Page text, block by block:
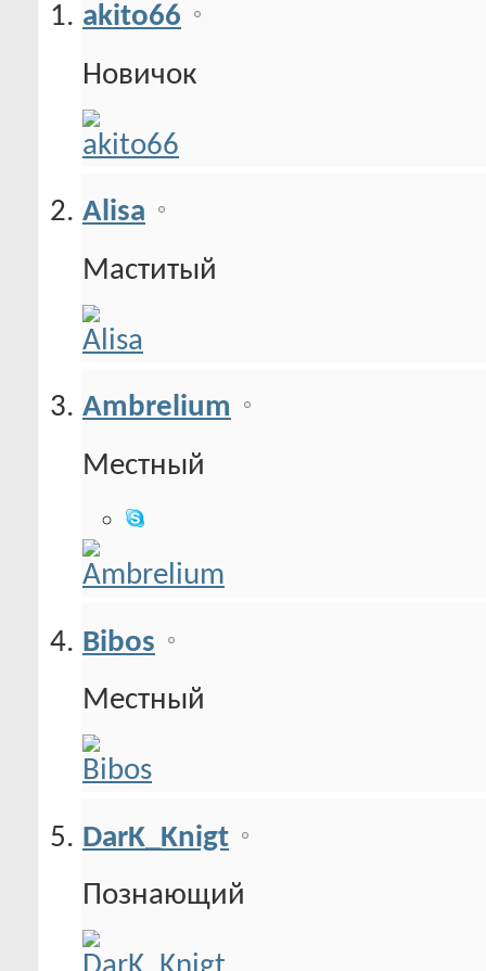
akito66
Новичок
Alisa
Маститый
Ambrelium
Местный
Bibos
Местный
DarK_Knigt
Познающий